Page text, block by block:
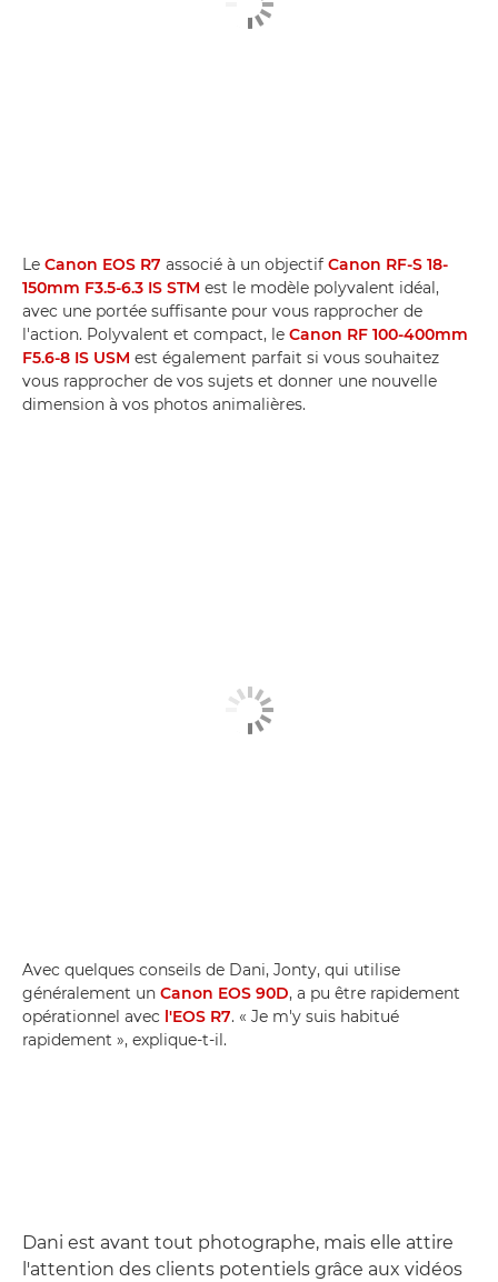
Le Canon EOS R7 associé à un objectif Canon RF-S 18-
150mm F3.5-6.3 IS STM est le modèle polyvalent idéal,
avec une portée suffisante pour vous rapprocher de
l'action. Polyvalent et compact, le Canon RF 100-400mm
F5.6-8 IS USM est également parfait si vous souhaitez
vous rapprocher de vos sujets et donner une nouvelle
dimension à vos photos animalières.
Avec quelques conseils de Dani, Jonty, qui utilise
généralement un Canon EOS 90D, a pu être rapidement
opérationnel avec l'EOS R7. « Je m'y suis habitué
rapidement », explique-t-il.
Dani est avant tout photographe, mais elle attire
l'attention des clients potentiels grâce aux vidéos